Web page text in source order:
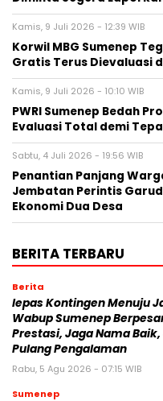
Kamis, 9 Juli 2026 - 12:39 WIB
Korwil MBG Sumenep
Gratis Terus Dievaluasi
Kamis, 9 Juli 2026 - 10:10 WIB
PWRI Sumenep Bedah
Evaluasi Total demi
Sabtu, 4 Juli 2026 - 19:56 WIB
Penantian Panjang
Jembatan Perintis
Ekonomi Dua Desa
BERITA TERBARU
Berita
lepas Kontingen Menuju
Wabup Sumenep
Prestasi, Jaga Nama
Pulang Pengalaman
Rabu, 5 Agu 2026 - 07:15 WIB
Sumenep